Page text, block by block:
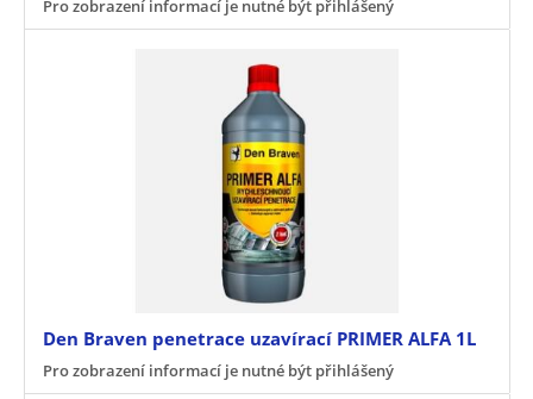
Pro zobrazení informací je nutné být přihlášený
Den Braven penetrace uzavírací PRIMER ALFA 1L
Pro zobrazení informací je nutné být přihlášený